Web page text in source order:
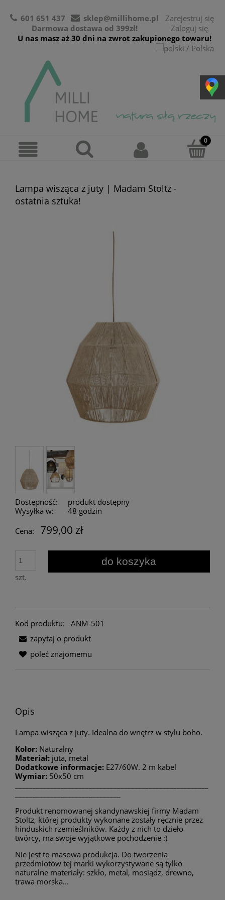
601 651 437
sklep@millihome.pl
Darmowa dostawa od 399zł!
U nas masz aż 30 dni na zwrot zakupionego towaru!
Zarejestruj się
Zaloguj się
Lampa wisząca z juty | Madam Stoltz -
ostatnia sztuka!
Dostępność:
produkt dostępny
Wysyłka w:
48 godzin
Cena:
799,00 zł
szt.
do koszyka
Kod produktu:
ANM-501
zapytaj o produkt
poleć znajomemu
Opis
Lampa wisząca z juty. Idealna do wnętrz w stylu boho.
Kolor: Naturalny
Materiał: juta, metal
Dodatkowe informacje: E27/60W. 2 m kabel
Wymiar: 50x50 cm
Produkt renomowanej skandynawskiej firmy Madam
Stoltz, której produkty wykonane zostały ręcznie przez
hinduskich rzemieślników. Każdy z nich to dzieło
twórcy, ma swoje wyjątkowe pochodzenie :)
Nie jest to masowa produkcja. Do tworzenia
przedmiotów tej marki wykorzystywane są tylko
naturalne materiały: szkło, metal, mosiądz, drewno,
trawa morska...